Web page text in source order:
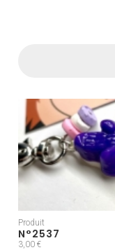
Produit
N°2537
3,00 €